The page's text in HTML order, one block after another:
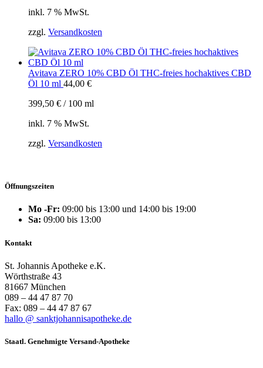
inkl. 7 % MwSt.
zzgl. Versandkosten
Avitava ZERO 10% CBD Öl THC-freies hochaktives CBD
Öl 10 ml 44,00 €
399,50 € / 100 ml
inkl. 7 % MwSt.
zzgl. Versandkosten
Öffnungszeiten
Mo -Fr: 09:00 bis 13:00 und 14:00 bis 19:00
Sa: 09:00 bis 13:00
Kontakt
St. Johannis Apotheke e.K.
Wörthstraße 43
81667 München
089 – 44 47 87 70
Fax: 089 – 44 47 87 67
hallo @ sanktjohannisapotheke.de
Staatl. Genehmigte Versand-Apotheke